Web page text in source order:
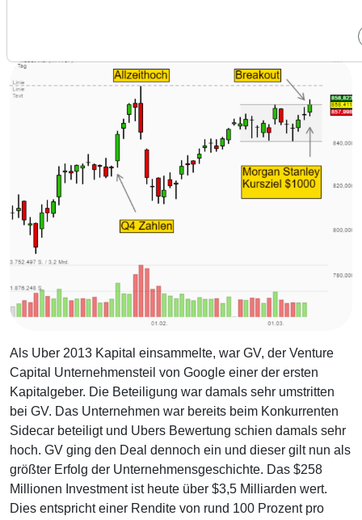
Als Uber 2013 Kapital einsammelte, war GV, der Venture
Capital Unternehmensteil von Google einer der ersten
Kapitalgeber. Die Beteiligung war damals sehr umstritten
bei GV. Das Unternehmen war bereits beim Konkurrenten
Sidecar beteiligt und Ubers Bewertung schien damals sehr
hoch. GV ging den Deal dennoch ein und dieser gilt nun als
größter Erfolg der Unternehmensgeschichte. Das $258
Millionen Investment ist heute über $3,5 Milliarden wert.
Dies entspricht einer Rendite von rund 100 Prozent pro